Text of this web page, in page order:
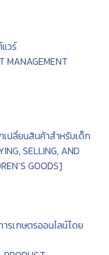
วร์
MANAGEMENT
ปลี่ยนสินค้าสำหรับเด็ก
SELLING, AND
GOODS]
รเกษตรออนไลน์โดย